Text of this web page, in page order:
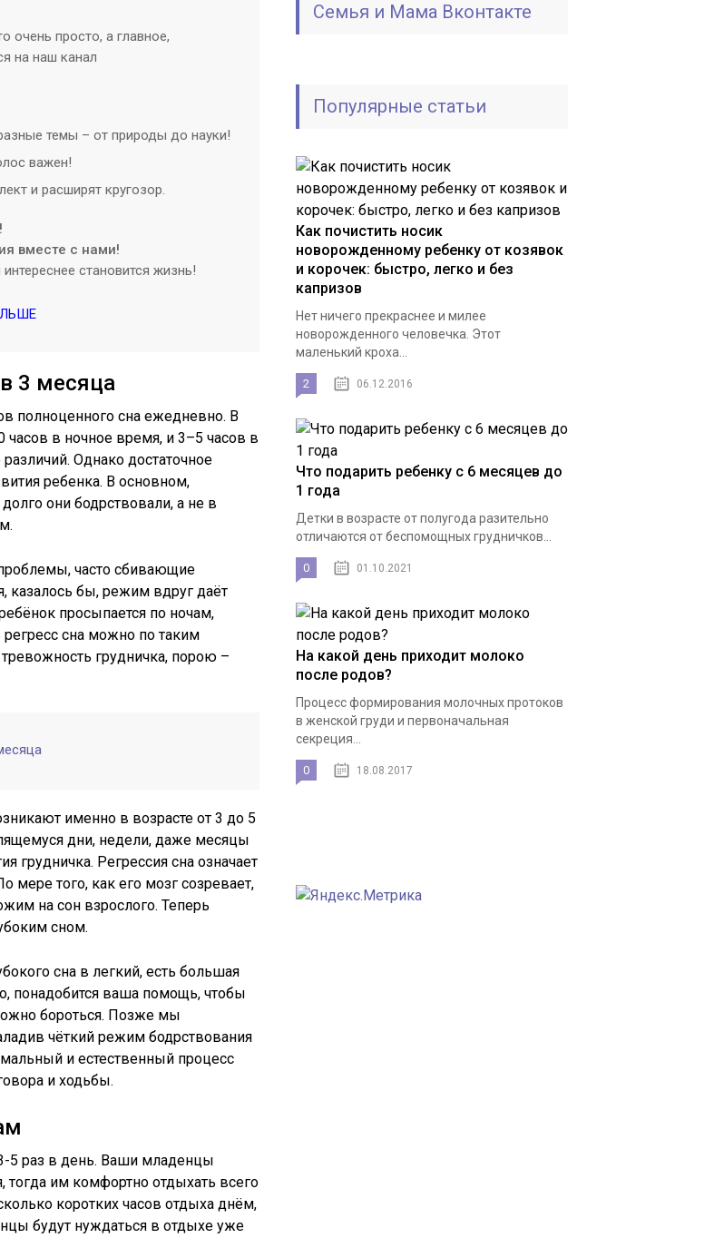
очень просто, а главное,
на наш канал
темы – от природы до науки!
важен!
и расширят кругозор.
вместе с нами!
становится жизнь!
3 месяца
полноценного сна ежедневно. В
в ночное время, и 3–5 часов в
Однако достаточное
ребенка. В основном,
они бодрствовали, а не в
часто сбивающие
казалось бы, режим вдруг даёт
просыпается по ночам,
регресс сна можно по таким
грудничка, порою –
именно в возрасте от 3 до 5
дни, недели, даже месяцы
грудничка. Регрессия сна означает
мере того, как его мозг созревает,
на сон взрослого. Теперь
сном.
сна в легкий, есть большая
понадобится ваша помощь, чтобы
бороться. Позже мы
чёткий режим бодрствования
и естественный процесс
и ходьбы.
5 раз в день. Ваши младенцы
тогда им комфортно отдыхать всего
коротких часов отдыха днём,
будут нуждаться в отдыхе уже
Семья и Мама Вконтакте
Популярные статьи
Как почистить носик
новорожденному ребенку от козявок
и корочек: быстро, легко и без
капризов
Нет ничего прекраснее и милее
новорожденного человечка. Этот
маленький кроха...
2 06.12.2016
Что подарить ребенку с 6 месяцев до
1 года
Детки в возрасте от полугода разительно
отличаются от беспомощных грудничков...
0 01.10.2021
На какой день приходит молоко
после родов?
Процесс формирования молочных протоков
в женской груди и первоначальная
секреция...
0 18.08.2017